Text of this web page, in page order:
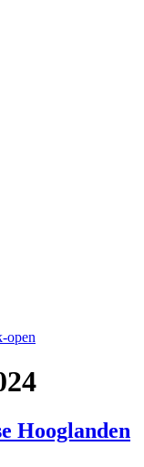
open
Hooglanden